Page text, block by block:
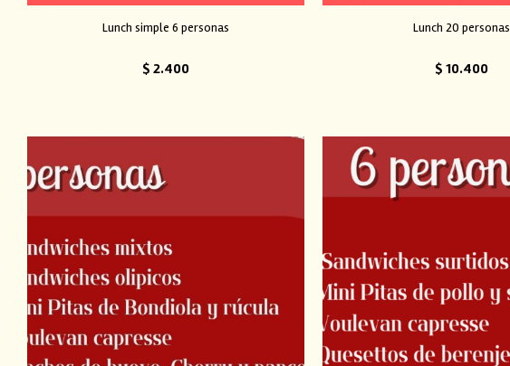
Lunch simple 6 personas
$ 2.400
Lunch 20 personas
$ 10.400